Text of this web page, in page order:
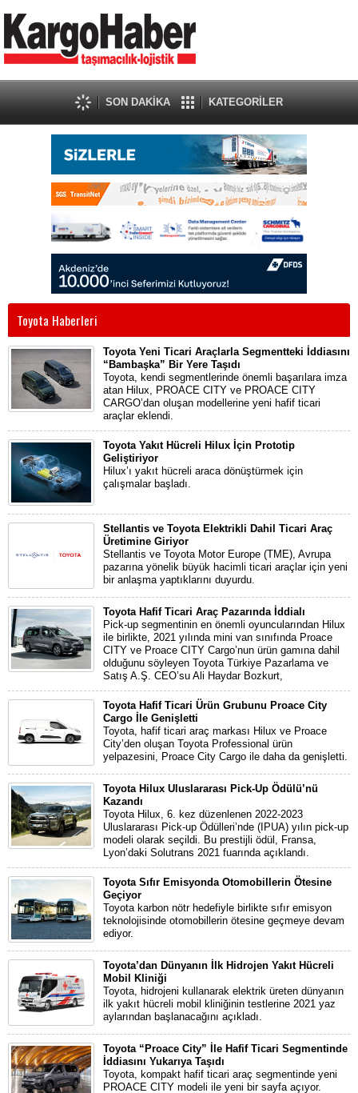
SON DAKİKA KATEGORİLER
Toyota Haberleri
Toyota Yeni Ticari Araçlarla Segmentteki İddiasını
“Bambaşka” Bir Yere Taşıdı
Toyota, kendi segmentlerinde önemli başarılara imza
atan Hilux, PROACE CITY ve PROACE CITY
CARGO’dan oluşan modellerine yeni hafif ticari
araçlar eklendi.
Toyota Yakıt Hücreli Hilux İçin Prototip
Geliştiriyor
Hilux’ı yakıt hücreli araca dönüştürmek için
çalışmalar başladı.
Stellantis ve Toyota Elektrikli Dahil Ticari Araç
Üretimine Giriyor
Stellantis ve Toyota Motor Europe (TME), Avrupa
pazarına yönelik büyük hacimli ticari araçlar için yeni
bir anlaşma yaptıklarını duyurdu.
Toyota Hafif Ticari Araç Pazarında İddialı
Pick-up segmentinin en önemli oyuncularından Hilux
ile birlikte, 2021 yılında mini van sınıfında Proace
CITY ve Proace CITY Cargo’nun ürün gamına dahil
olduğunu söyleyen Toyota Türkiye Pazarlama ve
Satış A.Ş. CEO’su Ali Haydar Bozkurt,
Toyota Hafif Ticari Ürün Grubunu Proace City
Cargo İle Genişletti
Toyota, hafif ticari araç markası Hilux ve Proace
City’den oluşan Toyota Professional ürün
yelpazesini, Proace City Cargo ile daha da genişletti.
Toyota Hilux Uluslararası Pick-Up Ödülü’nü
Kazandı
Toyota Hilux, 6. kez düzenlenen 2022-2023
Uluslararası Pick-up Ödülleri’nde (IPUA) yılın pick-up
modeli olarak seçildi. Bu prestijli ödül, Fransa,
Lyon’daki Solutrans 2021 fuarında açıklandı.
Toyota Sıfır Emisyonda Otomobillerin Ötesine
Geçiyor
Toyota karbon nötr hedefiyle birlikte sıfır emisyon
teknolojisinde otomobillerin ötesine geçmeye devam
ediyor.
Toyota’dan Dünyanın İlk Hidrojen Yakıt Hücreli
Mobil Kliniği
Toyota, hidrojeni kullanarak elektrik üreten dünyanın
ilk yakıt hücreli mobil kliniğinin testlerine 2021 yaz
aylarından başlanacağını açıkladı.
Toyota “Proace City” İle Hafif Ticari Segmentinde
İddiasını Yukarıya Taşıdı
Toyota, kompakt hafif ticari araç segmentinde yeni
PROACE CITY modeli ile yeni bir sayfa açıyor.